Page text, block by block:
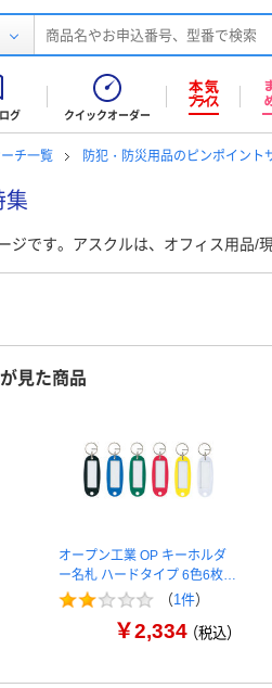
グ クイックオーダー
チ一覧 防犯・防災用品のピンポイント
集
ジです。アスクルは、オフィス用品/
見た商品
オープン工業 OP キーホルダ
ー名札 ハードタイプ 6色6枚…
（1件）
￥2,334（税込）